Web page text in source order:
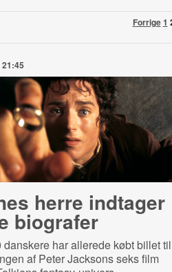
Forrige1
herre indtager
biografer
danskere har allerede købt billet til
af Peter Jacksons seks film